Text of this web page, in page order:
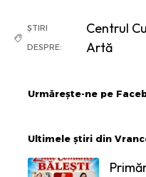
ȘTIRI
DESPRE:
Centrul
Artă
Urmărește-ne pe
Ultimele știri din